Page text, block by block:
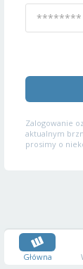
Zalogowanie
aktualnym
prosimy o
Główna